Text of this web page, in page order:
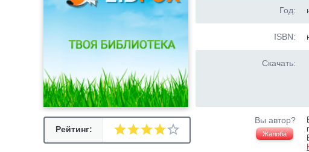
Рейтинг:
Год:
ISBN:
Скачать:
Вы автор?
Жалоба